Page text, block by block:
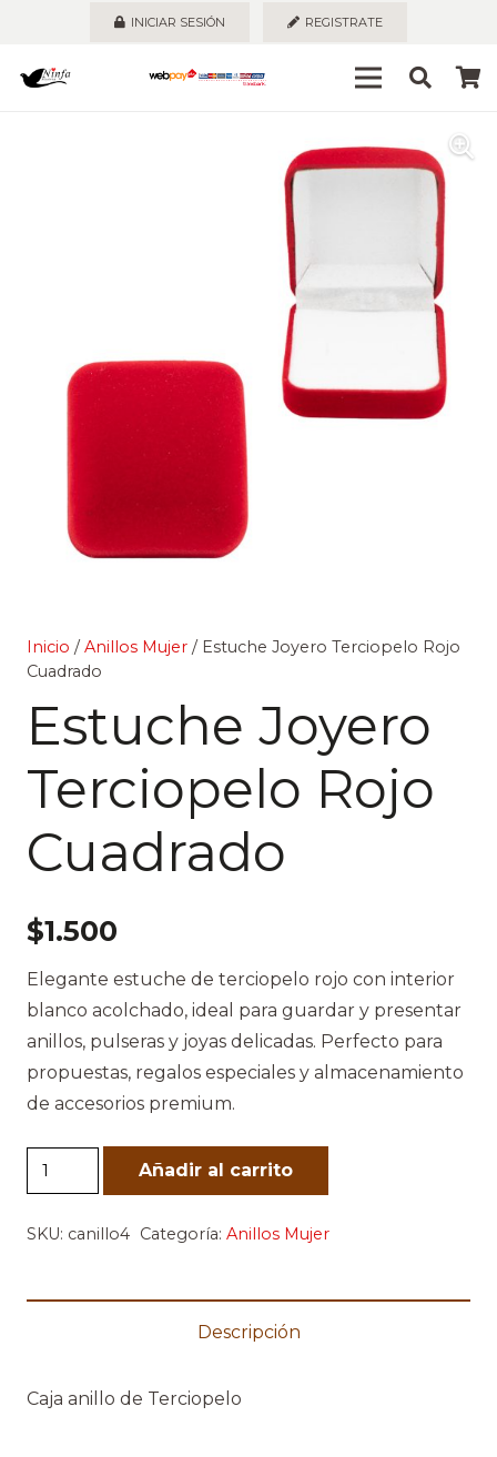
INICIAR SESIÓN REGISTRATE
Inicio /Anillos Mujer / Estuche Joyero Terciopelo Rojo
Cuadrado
Estuche Joyero
Terciopelo Rojo
Cuadrado
$1.500
Elegante estuche de terciopelo rojo con interior
blanco acolchado, ideal para guardar y presentar
anillos, pulseras y joyas delicadas. Perfecto para
propuestas, regalos especiales y almacenamiento
de accesorios premium.
Estuche
Joyero
Terciopelo
Añadir al carrito
SKU: canillo4 Categoría: Anillos Mujer
Descripción
Caja anillo de Terciopelo